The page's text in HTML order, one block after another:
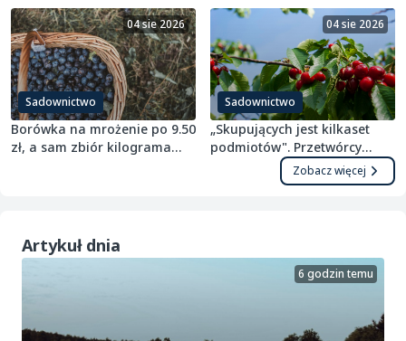
Przyczepy wypadły jeszcze gorzej, bo o 27% od początku
roku.
Sadownictwo
04 sie 2026
Borówka na mrożenie po 9.50
zł, a sam zbiór kilograma
Sadownictwo
04 sie 2026
„Skupujących jest kilkaset
podmiotów". Przetwórcy
odpowiadają na zarzut
zmowy przy wiśni
Zobacz więcej
Artykuł dnia
6 godzin temu